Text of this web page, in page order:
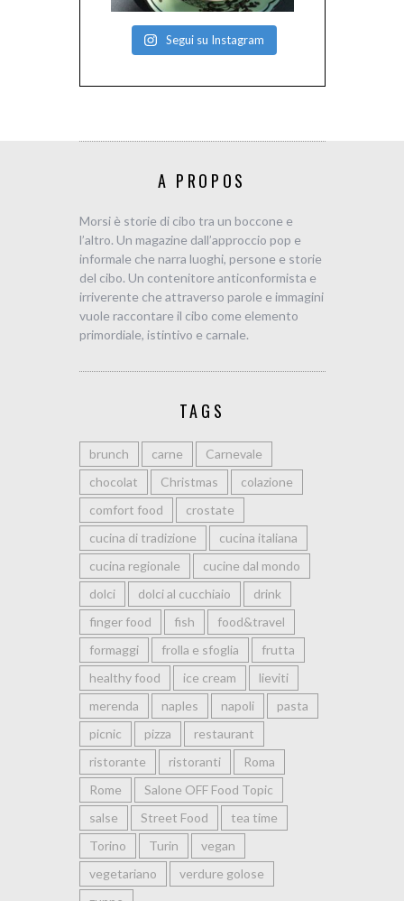
Segui su Instagram
A PROPOS
Morsi è storie di cibo tra un boccone e
l’altro. Un magazine dall’approccio pop e
informale che narra luoghi, persone e storie
del cibo. Un contenitore anticonformista e
irriverente che attraverso parole e immagini
vuole raccontare il cibo come elemento
primordiale, istintivo e carnale.
TAGS
brunch carne
Carnevale
chocolat
Christmas
colazione
comfort food
crostate
cucina di tradizione
cucina italiana
cucina regionale
cucine dal mondo
dolci
dolci al cucchiaio
drink
finger food
fish
food&travel
formaggi
frolla e sfoglia
frutta
healthy food
ice cream
lieviti
merenda
naples napoli
pasta
picnic
pizza
restaurant
ristorante
ristoranti
Roma
Rome
Salone OFF Food Topic
salse
Street Food
tea time
Torino
Turin
vegan
vegetariano
verdure golose